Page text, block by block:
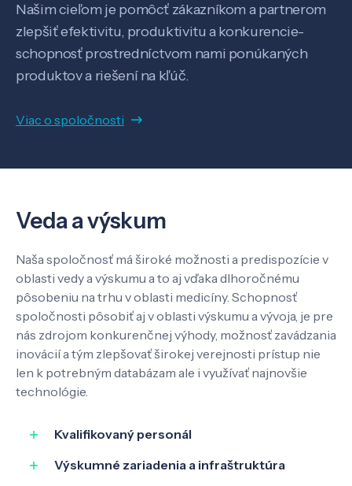
Know-how
O nás
SK
Našim cieľom je pomôcť zákazníkom a partnerom
zlepšiť efektivitu, produktivitu a konkurencie-
schopnosť prostredníctvom nami ponúkaných
produktov a riešení na kľúč.
Viac o spoločnosti
Veda a výskum
Naša spoločnosť má široké možnosti a predispozície v
oblasti vedy a výskumu a to aj vďaka dlhoročnému
pôsobeniu na trhu v oblasti medicíny. Schopnosť
spoločnosti pôsobiť aj v oblasti výskumu a vývoja, je pre
nás zdrojom konkurenčnej výhody, možnosť zavádzania
inovácií a tým zlepšovať širokej verejnosti prístup nie
len k potrebným databázam ale i využívať najnovšie
technológie.
Kvalifikovaný personál
Výskumné zariadenia a infraštruktúra